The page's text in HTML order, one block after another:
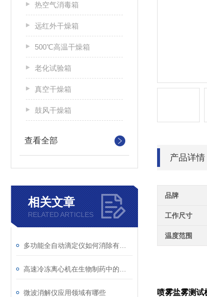
热空气消毒箱
远红外干燥箱
500℃高温干燥箱
老化试验箱
真空干燥箱
鼓风干燥箱
查看全部
相关文章
RELATED ARTICLES
微波消解仪应用领域有哪些
产品详情
品牌
工作尺寸
温度范围
喷雾盐雾测